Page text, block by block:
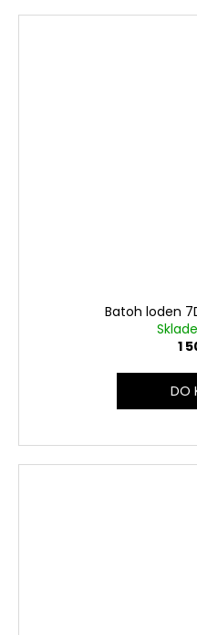
Batoh loden
1
DO